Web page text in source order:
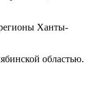
Ханты-
областью.